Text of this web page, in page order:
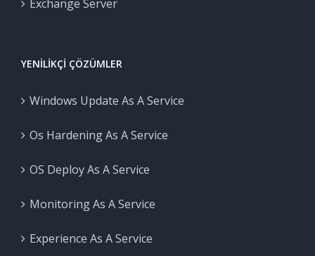
Exchange Server
YENILIKÇI ÇÖZÜMLER
Windows Update As A Service
Os Hardening As A Service
OS Deploy As A Service
Monitoring As A Service
Experience As A Service